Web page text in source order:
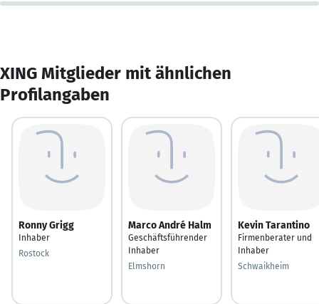
XING Mitglieder mit ähnlichen
Profilangaben
Ronny Grigg
Inhaber
Rostock
Marco André Halm
Geschäftsführender
Inhaber
Elmshorn
Kevin Tarantino
Firmenberater und
Inhaber
Schwaikheim